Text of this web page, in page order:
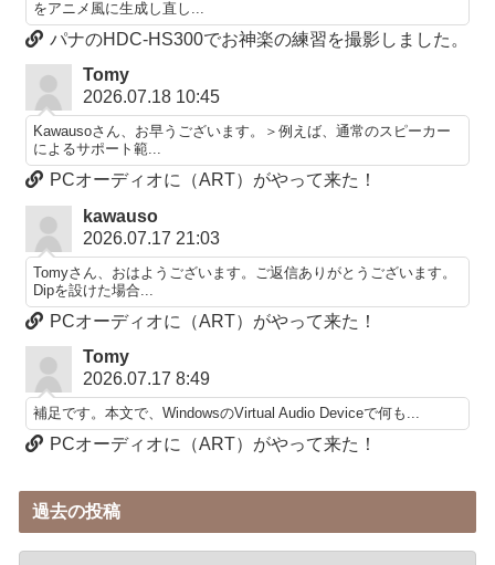
をアニメ風に生成し直し...
パナのHDC-HS300でお神楽の練習を撮影しました。
Tomy
2026.07.18 10:45
Kawausoさん、お早うございます。＞例えば、通常のスピーカー
によるサポート範...
PCオーディオに（ART）がやって来た！
kawauso
2026.07.17 21:03
Tomyさん、おはようございます。ご返信ありがとうございます。
Dipを設けた場合...
PCオーディオに（ART）がやって来た！
Tomy
2026.07.17 8:49
補足です。本文で、WindowsのVirtual Audio Deviceで何も...
PCオーディオに（ART）がやって来た！
過去の投稿